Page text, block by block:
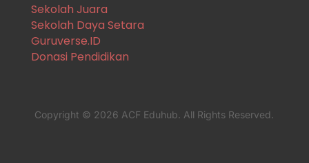
Sekolah Juara
Sekolah Daya Setara
Guruverse.ID
Donasi Pendidikan
Copyright © 2026 ACF Eduhub. All Rights Reserved.